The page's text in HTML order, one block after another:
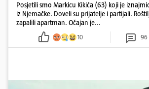
Posjetili smo Markicu Kikića (63) koji je
iz Njemačke. Doveli su prijatelje i partijali.
zapalili apartman. Očajan je...
10 96